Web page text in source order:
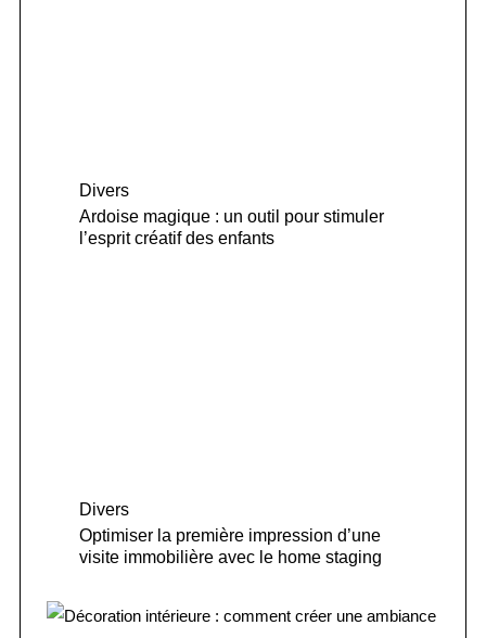
Divers
Ardoise magique : un outil pour stimuler
l’esprit créatif des enfants
Divers
Optimiser la première impression d’une
visite immobilière avec le home staging